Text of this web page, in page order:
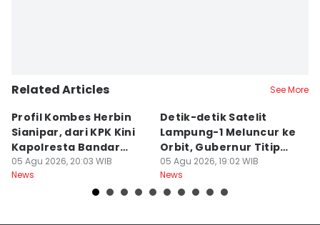
Related Articles See More
Profil Kombes Herbin
Sianipar, dari KPK Kini
Kapolresta Bandar
Lampung
05 Agu 2026, 20:03 WIB
News
Detik-detik Satelit
Lampung-1 Meluncur ke
Orbit, Gubernur Titip
Pesan
05 Agu 2026, 19:02 WIB
News